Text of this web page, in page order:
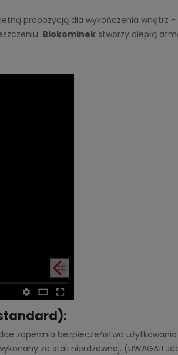
propozycją dla wykończenia wnętrz
Biokominek stworzy ciepłą
zapewnia bezpieczeństwo
ze stali nierdzewnej. (UWAGA!!